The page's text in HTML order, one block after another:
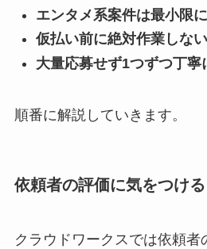
エンタメ系案件は最小限
仮払い前に絶対作業しない
大量応募せず1つずつ丁寧
順番に解説していきます。
依頼者の評価に気をつける
クラウドワークスでは依頼者